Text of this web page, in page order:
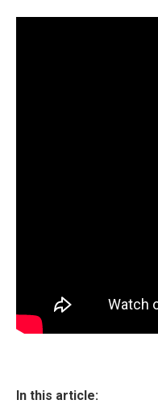
In this article: